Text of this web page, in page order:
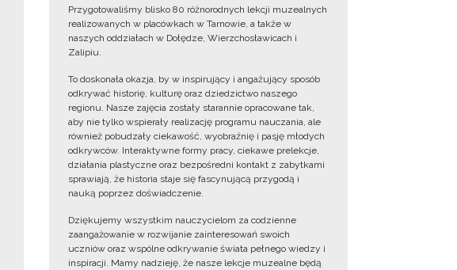
Przygotowaliśmy blisko 80 różnorodnych lekcji muzealnych
realizowanych w placówkach w Tarnowie, a także w
naszych oddziałach w Dołędze, Wierzchosławicach i
Zalipiu.
To doskonała okazja, by w inspirujący i angażujący sposób
odkrywać historię, kulturę oraz dziedzictwo naszego
regionu. Nasze zajęcia zostały starannie opracowane tak,
aby nie tylko wspierały realizację programu nauczania, ale
również pobudzały ciekawość, wyobraźnię i pasję młodych
odkrywców. Interaktywne formy pracy, ciekawe prelekcje,
działania plastyczne oraz bezpośredni kontakt z zabytkami
sprawiają, że historia staje się fascynującą przygodą i
nauką poprzez doświadczenie.
Dziękujemy wszystkim nauczycielom za codzienne
zaangażowanie w rozwijanie zainteresowań swoich
uczniów oraz wspólne odkrywanie świata pełnego wiedzy i
inspiracji. Mamy nadzieję, że nasze lekcje muzealne będą